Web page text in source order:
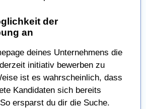
der
an
deines Unternehmens die
initiativ bewerben zu
ist es wahrscheinlich, dass
Kandidaten sich bereits
ersparst du dir die Suche.